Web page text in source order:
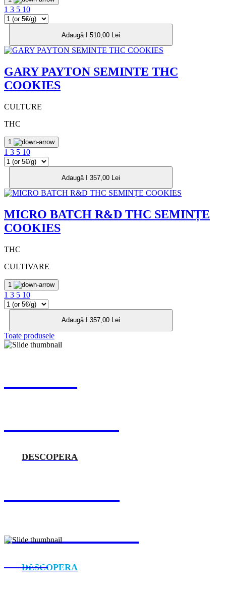
1 3 5 10
Adaugă I 510,00 Lei
GARY PAYTON SEMINTE THC
COOKIES
CULTURE
THC
1
1 3 5 10
Adaugă I 357,00 Lei
MICRO BATCH R&D THC SEMINȚE
COOKIES
THC
CULTIVARE
1
1 3 5 10
Adaugă I 357,00 Lei
Toate produsele
DESCOPERA
ÎN EUROPA 💫
DESCOPERA
MEREU